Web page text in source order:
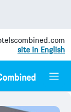
site in English